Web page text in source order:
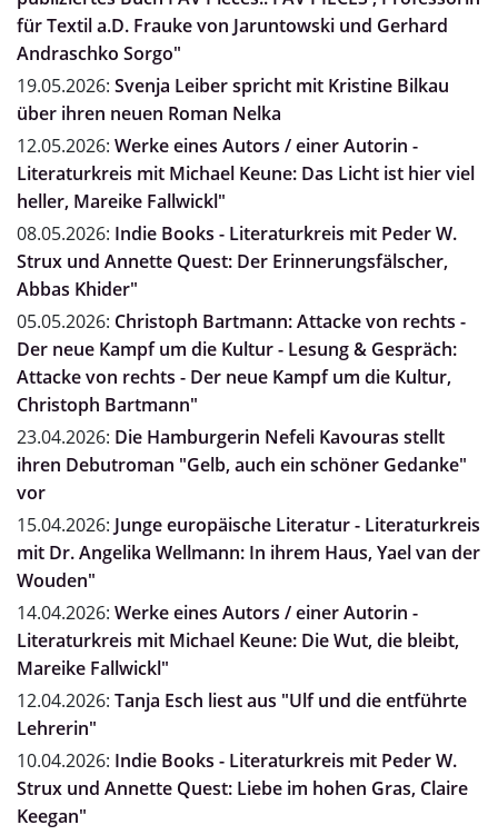
für Textil a.D. Frauke von Jaruntowski und Gerhard
Andraschko Sorgo"
19.05.2026: Svenja Leiber spricht mit Kristine Bilkau
über ihren neuen Roman Nelka
12.05.2026: Werke eines Autors / einer Autorin -
Literaturkreis mit Michael Keune: Das Licht ist hier viel
heller, Mareike Fallwickl"
08.05.2026: Indie Books - Literaturkreis mit Peder W.
Strux und Annette Quest: Der Erinnerungsfälscher,
Abbas Khider"
05.05.2026: Christoph Bartmann: Attacke von rechts -
Der neue Kampf um die Kultur - Lesung & Gespräch:
Attacke von rechts - Der neue Kampf um die Kultur,
Christoph Bartmann"
23.04.2026: Die Hamburgerin Nefeli Kavouras stellt
ihren Debutroman "Gelb, auch ein schöner Gedanke"
vor
15.04.2026: Junge europäische Literatur - Literaturkreis
mit Dr. Angelika Wellmann: In ihrem Haus, Yael van der
Wouden"
14.04.2026: Werke eines Autors / einer Autorin -
Literaturkreis mit Michael Keune: Die Wut, die bleibt,
Mareike Fallwickl"
12.04.2026: Tanja Esch liest aus "Ulf und die entführte
Lehrerin"
10.04.2026: Indie Books - Literaturkreis mit Peder W.
Strux und Annette Quest: Liebe im hohen Gras, Claire
Keegan"